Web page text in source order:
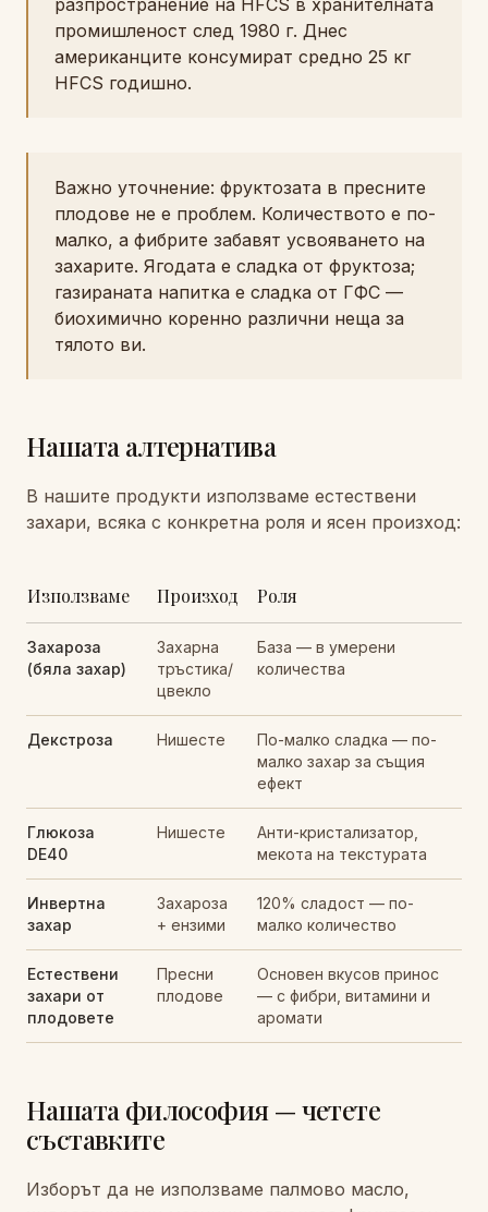
разпространение на HFCS в хранителната
промишленост след 1980 г. Днес
американците консумират средно 25 кг
HFCS годишно.
Важно уточнение: фруктозата в пресните
плодове не е проблем. Количеството е по-
малко, а фибрите забавят усвояването на
захарите. Ягодата е сладка от фруктоза;
газираната напитка е сладка от ГФС —
биохимично коренно различни неща за
тялото ви.
Нашата алтернатива
В нашите продукти използваме естествени
захари, всяка с конкретна роля и ясен произход:
Използваме Произход Роля
Захароза
(бяла захар)
Захарна
тръстика/
цвекло
База — в умерени
количества
Декстроза Нишесте
По-малко сладка — по-
малко захар за същия
ефект
Глюкоза
DE40
Нишесте
Анти-кристализатор,
мекота на текстурата
Инвертна
захар
Захароза
+ ензими
120% сладост — по-
малко количество
Естествени
захари от
плодовете
Пресни
плодове
Основен вкусов принос
— с фибри, витамини и
аромати
Нашата философия — четете
съставките
Изборът да не използваме палмово масло,